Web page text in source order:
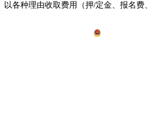
以各种理由收取费⽤（押/定⾦、报名费